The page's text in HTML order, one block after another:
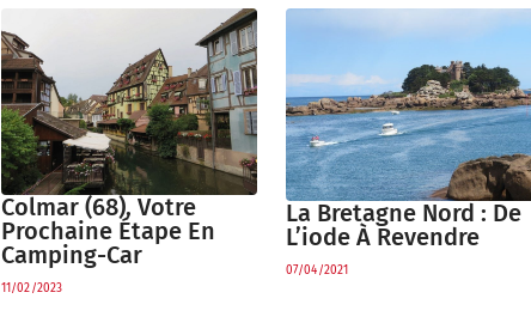
Colmar (68), Votre
Prochaine Étape En
Camping-Car
11/02/2023
La Bretagne Nord : De
L’iode À Revendre
07/04/2021